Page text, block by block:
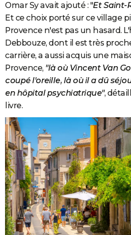
Omar Sy avait ajouté : "Et Saint-
Et ce choix porté sur ce village
Provence n'est pas un hasard.
Debbouze, dont il est très
carrière, a aussi acquis une
Provence, "là où Vincent Van
coupé l'oreille, là où il a dû
en hôpital psychiatrique",
livre.